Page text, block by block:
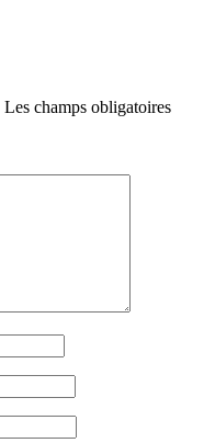
Les champs obligatoires